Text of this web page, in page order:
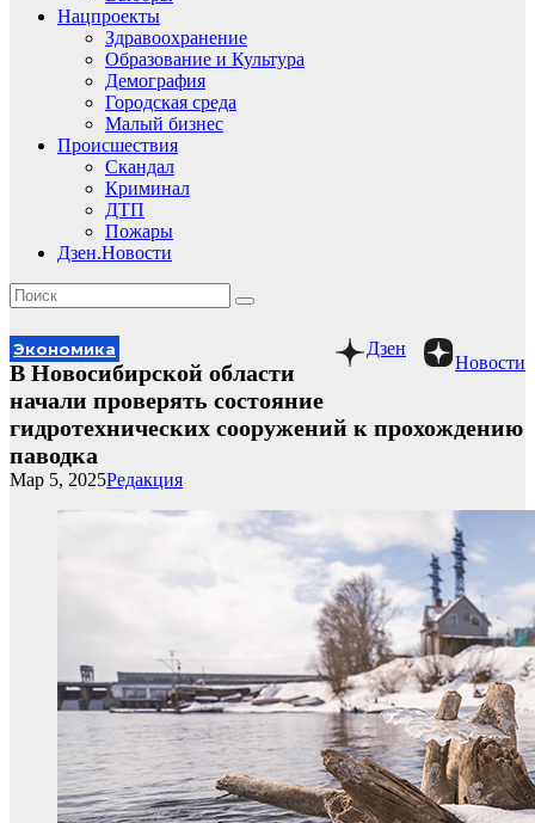
Нацпроекты
Здравоохранение
Образование и Культура
Демография
Городская среда
Малый бизнес
Происшествия
Скандал
Криминал
ДТП
Пожары
Дзен.Новости
Новости
Дзен
Экономика
В Новосибирской области
начали проверять состояние
гидротехнических сооружений к прохождению
паводка
Редакция
Мар 5, 2025